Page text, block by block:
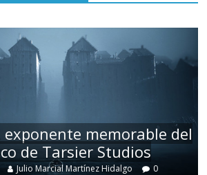
exponente memorable del
de Tarsier Studios
Julio Marcial Martínez Hidalgo 0